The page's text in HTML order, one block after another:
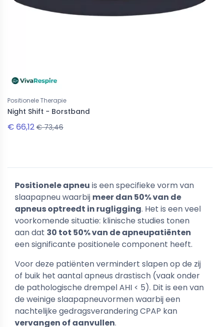
Positionele Therapie
Night Shift - Borstband
€ 66,12 € 73,46
Positionele apneu is een specifieke vorm van
slaapapneu waarbij meer dan 50% van de
apneus optreedt in rugligging. Het is een veel
voorkomende situatie: klinische studies tonen
aan dat 30 tot 50% van de apneupatiënten
een significante positionele component heeft.
Voor deze patiënten vermindert slapen op de zij
of buik het aantal apneus drastisch (vaak onder
de pathologische drempel AHI < 5). Dit is een van
de weinige slaapapneuvormen waarbij een
nachtelijke gedragsverandering CPAP kan
vervangen of aanvullen.